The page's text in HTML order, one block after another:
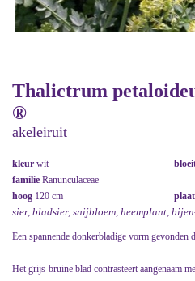
Thalictrum
®
akeleiruit
kleur wit
familie Ranunculaceae
hoog 120 cm
sier, bladsier, snijbloem, heemplant,
Een spannende donkerbladige vorm gevonden
Het grijs-bruine blad contrasteert aangenaam